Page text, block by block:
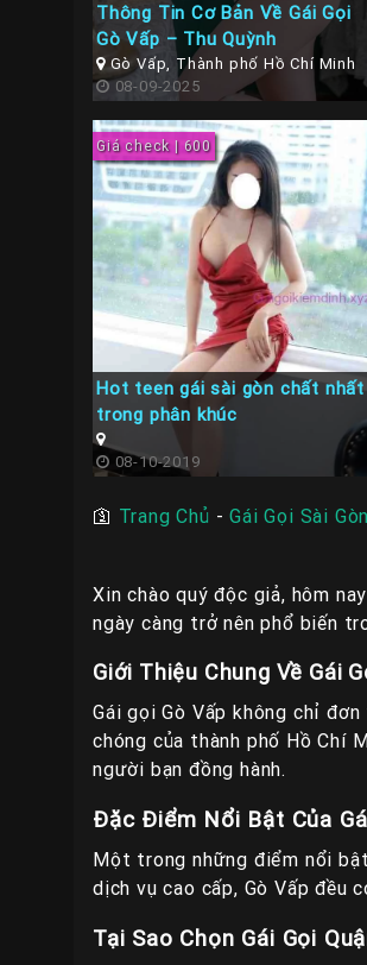
Thông Tin Cơ Bản Về Gái Gọi
Gò Vấp – Thu Quỳnh
Gò Vấp, Thành phố Hồ Chí Minh
08-09-2025
Giá check | 600
Hot teen gái sài gòn chất nhất
trong phân khúc
08-10-2019
🛐 Trang Chủ -Gái Gọi Sài Gòn
Xin chào quý độc giả, hôm
ngày càng trở nên phổ biến
Giới Thiệu Chung Về Gái
Gái gọi Gò Vấp không chỉ
chóng của thành phố Hồ Chí
người bạn đồng hành.
Đặc Điểm Nổi Bật Của
Một trong những điểm nổi
dịch vụ cao cấp, Gò Vấp đều
Tại Sao Chọn Gái Gọi